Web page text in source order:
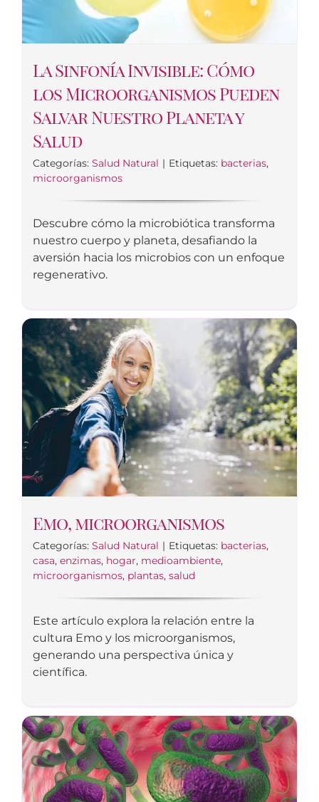
La Sinfonía Invisible: Cómo
los Microorganismos Pueden
Salvar Nuestro Planeta y
Salud
Categorías: Salud Natural | Etiquetas: bacterias,
microorganismos
Descubre cómo la microbiótica transforma
nuestro cuerpo y planeta, desafiando la
aversión hacia los microbios con un enfoque
regenerativo.
Emo, microorganismos
Categorías: Salud Natural | Etiquetas: bacterias,
casa, enzimas, hogar, medioambiente,
microorganismos, plantas, salud
Este artículo explora la relación entre la
cultura Emo y los microorganismos,
generando una perspectiva única y
científica.